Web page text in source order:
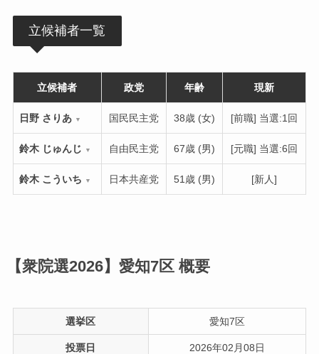
立候補者一覧
立候補者 政党 年齢 現新
日野 さりあ ▼ 国民民主党 38歳 (女) [前職] 当選:1回
鈴木 じゅんじ ▼ 自由民主党 67歳 (男) [元職] 当選:6回
鈴木 こういち ▼ 日本共産党 51歳 (男) [新人]
【衆院選2026】愛知7区 概要
選挙区 愛知7区
投票日 2026年02月08日